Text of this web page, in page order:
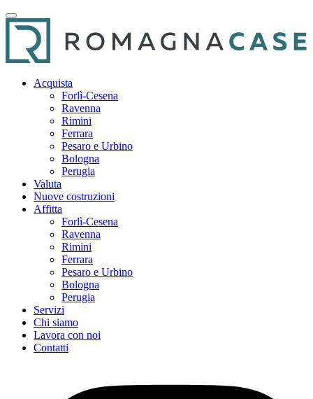
Acquista
Forlì-Cesena
Ravenna
Rimini
Ferrara
Pesaro e Urbino
Bologna
Perugia
Valuta
Nuove costruzioni
Affitta
Forlì-Cesena
Ravenna
Rimini
Ferrara
Pesaro e Urbino
Bologna
Perugia
Servizi
Chi siamo
Lavora con noi
Contatti